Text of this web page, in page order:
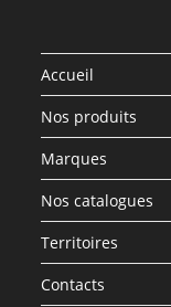
Accueil
Nos produits
Marques
Nos catalogues
Territoires
Contacts